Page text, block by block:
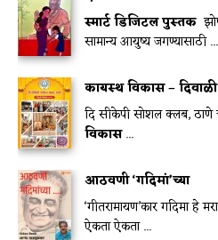
स्मार्ट डिजिटल पुस्तक
सामान्य आयुष्य जगण्यासाठी ...
कायस्थ विकास –
दि सीकेपी सोशल क्लब,
विकास...
आठवणी ‘गदिमां’च्या
‘गीतरामायण’कार गदिमा हे
ऐकता ऐकता ...